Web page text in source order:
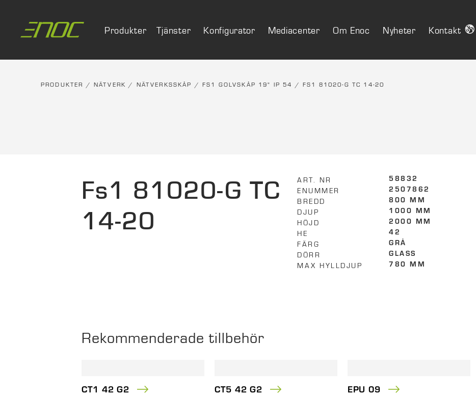
content
Produkter Tjänster Konfigurator Mediacenter Om Enoc Nyheter Kontakt
PRODUKTER / NÄTVERK / NÄTVERKSSKÅP / FS1 GOLVSKÅP 19" IP 54 / FS1 81020-G TC 14-20
Fs1 81020-G TC
14-20
ART. NR 58832
ENUMMER 2507862
BREDD 800 MM
DJUP 1000 MM
HÖJD 2000 MM
HE 42
FÄRG GRÅ
DÖRR GLASS
MAX HYLLDJUP 780 MM
Rekommenderade tillbehör
CT1 42 G2 CT5 42 G2 EPU 09